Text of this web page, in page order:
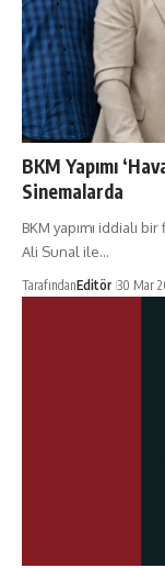
BKM Yapımı
Sinemalarda
BKM yapımı iddialı
Ali Sunal ile…
TarafındanEditör 30 Mar